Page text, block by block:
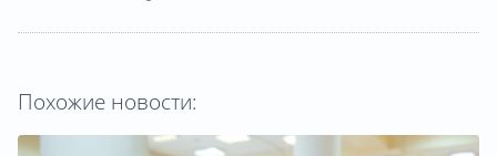
Похожие новости: